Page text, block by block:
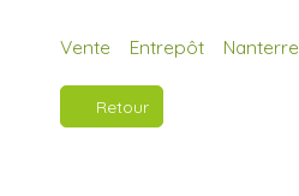
Vente Entrepôt
Retour